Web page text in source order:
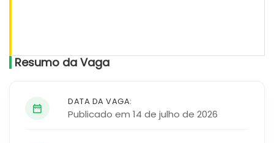
Resumo da Vaga
DATA DA VAGA:
Publicado em 14 de julho de 2026